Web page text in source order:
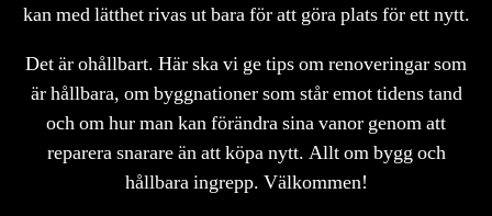
kan med lätthet rivas ut bara för att göra plats för ett nytt.
Det är ohållbart. Här ska vi ge tips om renoveringar som
är hållbara, om byggnationer som står emot tidens tand
och om hur man kan förändra sina vanor genom att
reparera snarare än att köpa nytt. Allt om bygg och
hållbara ingrepp. Välkommen!